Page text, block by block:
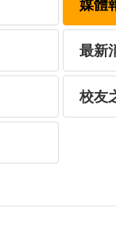
媒體
最新
校友